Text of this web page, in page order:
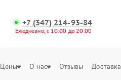
+7 (347) 214-93-84
Ежедневно, с 10:00 до 20:00
Цены О нас Отзывы Доставка